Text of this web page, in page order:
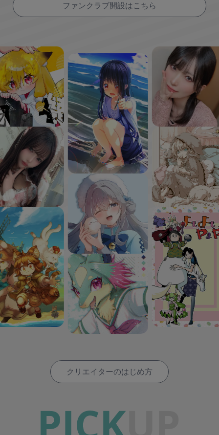
ファンクラブ開設はこちら
クリエイターのはじめ方